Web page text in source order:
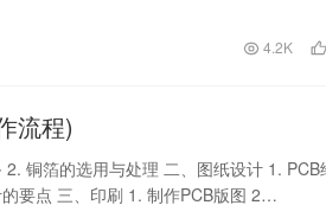
4.2K
流程)
铜箔的选用与处理 二、图纸设计 1. PCB
要点 三、印刷 1. 制作PCB版图 2…